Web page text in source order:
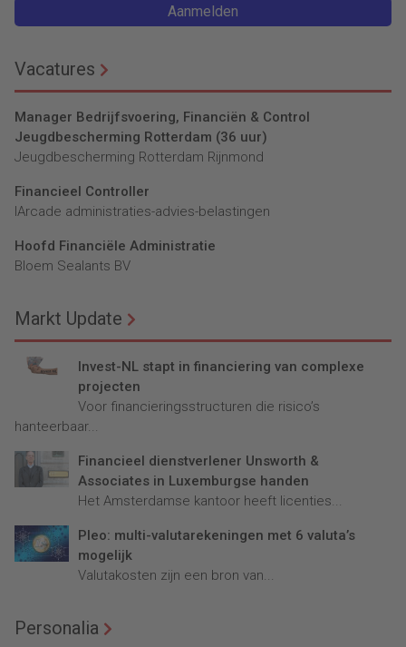
Aanmelden
Vacatures
Manager Bedrijfsvoering, Financiën & Control
Jeugdbescherming Rotterdam (36 uur)
Jeugdbescherming Rotterdam Rijnmond
Financieel Controller
lArcade administraties-advies-belastingen
Hoofd Financiële Administratie
Bloem Sealants BV
Markt Update
Invest-NL stapt in financiering van complexe
projecten
Voor financieringsstructuren die risico’s
hanteerbaar...
Financieel dienstverlener Unsworth &
Associates in Luxemburgse handen
Het Amsterdamse kantoor heeft licenties...
Pleo: multi-valutarekeningen met 6 valuta’s
mogelijk
Valutakosten zijn een bron van...
Personalia